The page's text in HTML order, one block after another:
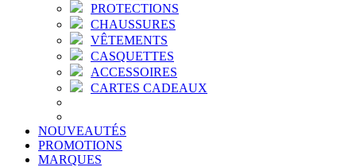
PROTECTIONS
CHAUSSURES
VÊTEMENTS
CASQUETTES
ACCESSOIRES
CARTES CADEAUX
NOUVEAUTÉS
PROMOTIONS
MARQUES